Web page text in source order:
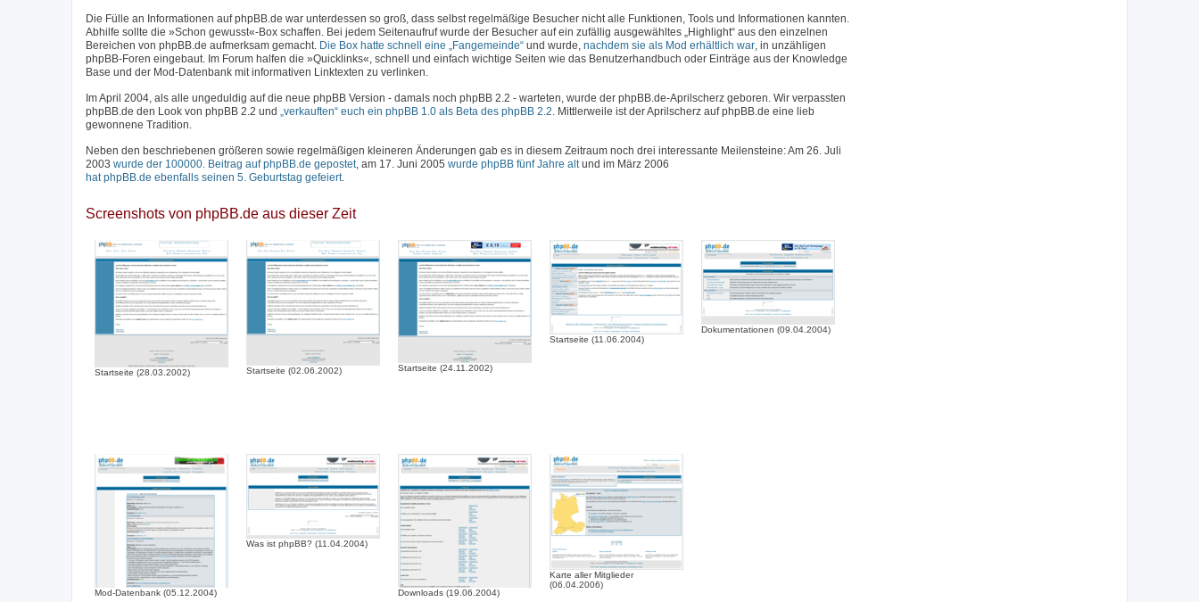
Die Fülle an Informationen auf phpBB.de war unterdessen so groß, dass selbst regelmäßige Besucher nicht alle Funktionen, Tools und Informationen kannten.
Abhilfe sollte die »Schon gewusst«-Box schaffen. Bei jedem Seitenaufruf wurde der Besucher auf ein zufällig ausgewähltes „Highlight“ aus den einzelnen
Bereichen von phpBB.de aufmerksam gemacht. Die Box hatte schnell eine „Fangemeinde“ und wurde, nachdem sie als Mod erhältlich war , in unzähligen
phpBB-Foren eingebaut. Im Forum halfen die »Quicklinks«, schnell und einfach wichtige Seiten wie das Benutzerhandbuch oder Einträge aus der Knowledge
Base und der Mod-Datenbank mit informativen Linktexten zu verlinken.
Im April 2004, als alle ungeduldig auf die neue phpBB Version - damals noch phpBB 2.2 - warteten, wurde der phpBB.de-Aprilscherz geboren. Wir verpassten
phpBB.de den Look von phpBB 2.2 und „verkauften“ euch ein phpBB 1.0 als Beta des phpBB 2.2. Mittlerweile ist der Aprilscherz auf phpBB.de eine lieb
gewonnene Tradition.
Neben den beschriebenen größeren sowie regelmäßigen kleineren Änderungen gab es in diesem Zeitraum noch drei interessante Meilensteine: Am 26. Juli
2003 wurde der 100000. Beitrag auf phpBB.de gepostet, am 17. Juni 2005 wurde phpBB fünf Jahre altund im März 2006
hat phpBB.de ebenfalls seinen 5. Geburtstag gefeiert.
Screenshots von phpBB.de aus dieser Zeit
Startseite (28.03.2002) Startseite (02.06.2002) Startseite (24.11.2002)
Startseite (11.06.2004)
Dokumentationen (09.04.2004)
Mod-Datenbank (05.12.2004)
Was ist phpBB? (11.04.2004)
Downloads (19.06.2004)
Karte aller Mitglieder
(06.04.2006)